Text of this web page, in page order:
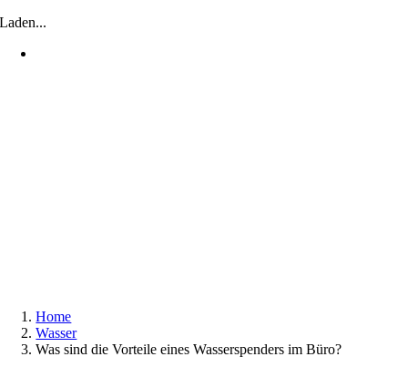
Laden...
Home
Wasser
Was sind die Vorteile eines Wasserspenders im Büro?